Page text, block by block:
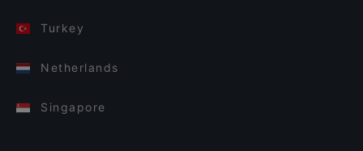
Turkey
Netherlands
Singapore